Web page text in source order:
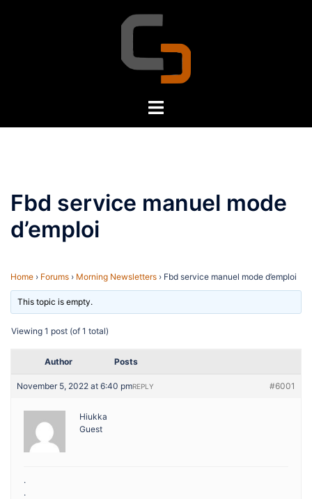
Toggle
Fbd service manuel mode
d’emploi
Home › Forums › Morning Newsletters › Fbd service manuel mode d’emploi
This topic is empty.
Viewing 1 post (of 1 total)
Author Posts
November 5, 2022 at 6:40 pm #6001
REPLY
Hiukka
Guest
.
.